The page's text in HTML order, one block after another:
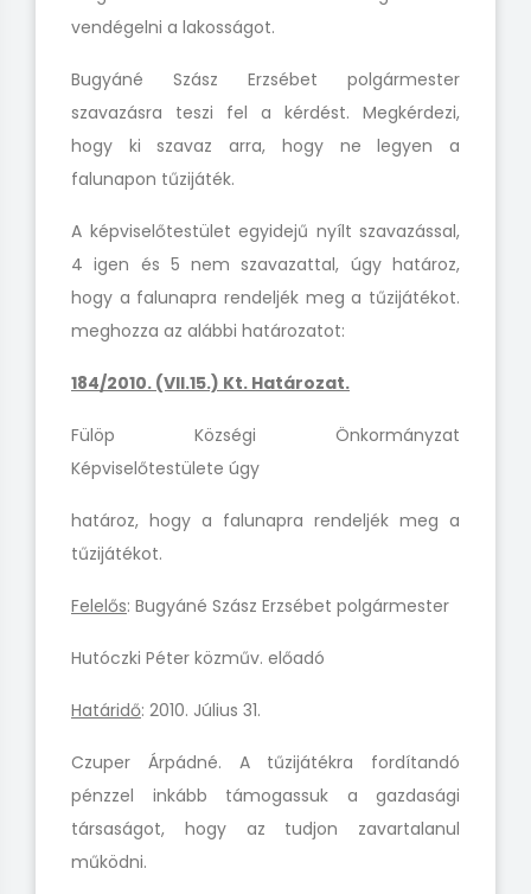
vendégelni a lakosságot.
Bugyáné Szász Erzsébet polgármester
szavazásra teszi fel a kérdést. Megkérdezi,
hogy ki szavaz arra, hogy ne legyen a
falunapon tűzijáték.
A képviselőtestület egyidejű nyílt szavazással,
4 igen és 5 nem szavazattal, úgy határoz,
hogy a falunapra rendeljék meg a tűzijátékot.
meghozza az alábbi határozatot:
184/2010. (VII.15.) Kt. Határozat.
Fülöp Községi Önkormányzat
Képviselőtestülete úgy
határoz, hogy a falunapra rendeljék meg a
tűzijátékot.
Felelős: Bugyáné Szász Erzsébet polgármester
Hutóczki Péter közműv. előadó
Határidő: 2010. Július 31.
Czuper Árpádné. A tűzijátékra fordítandó
pénzzel inkább
támogassuk a gazdasági
társaságot, hogy az tudjon zavartalanul
működni.